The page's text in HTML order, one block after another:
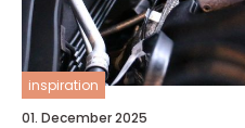
inspiration
01. December 2025